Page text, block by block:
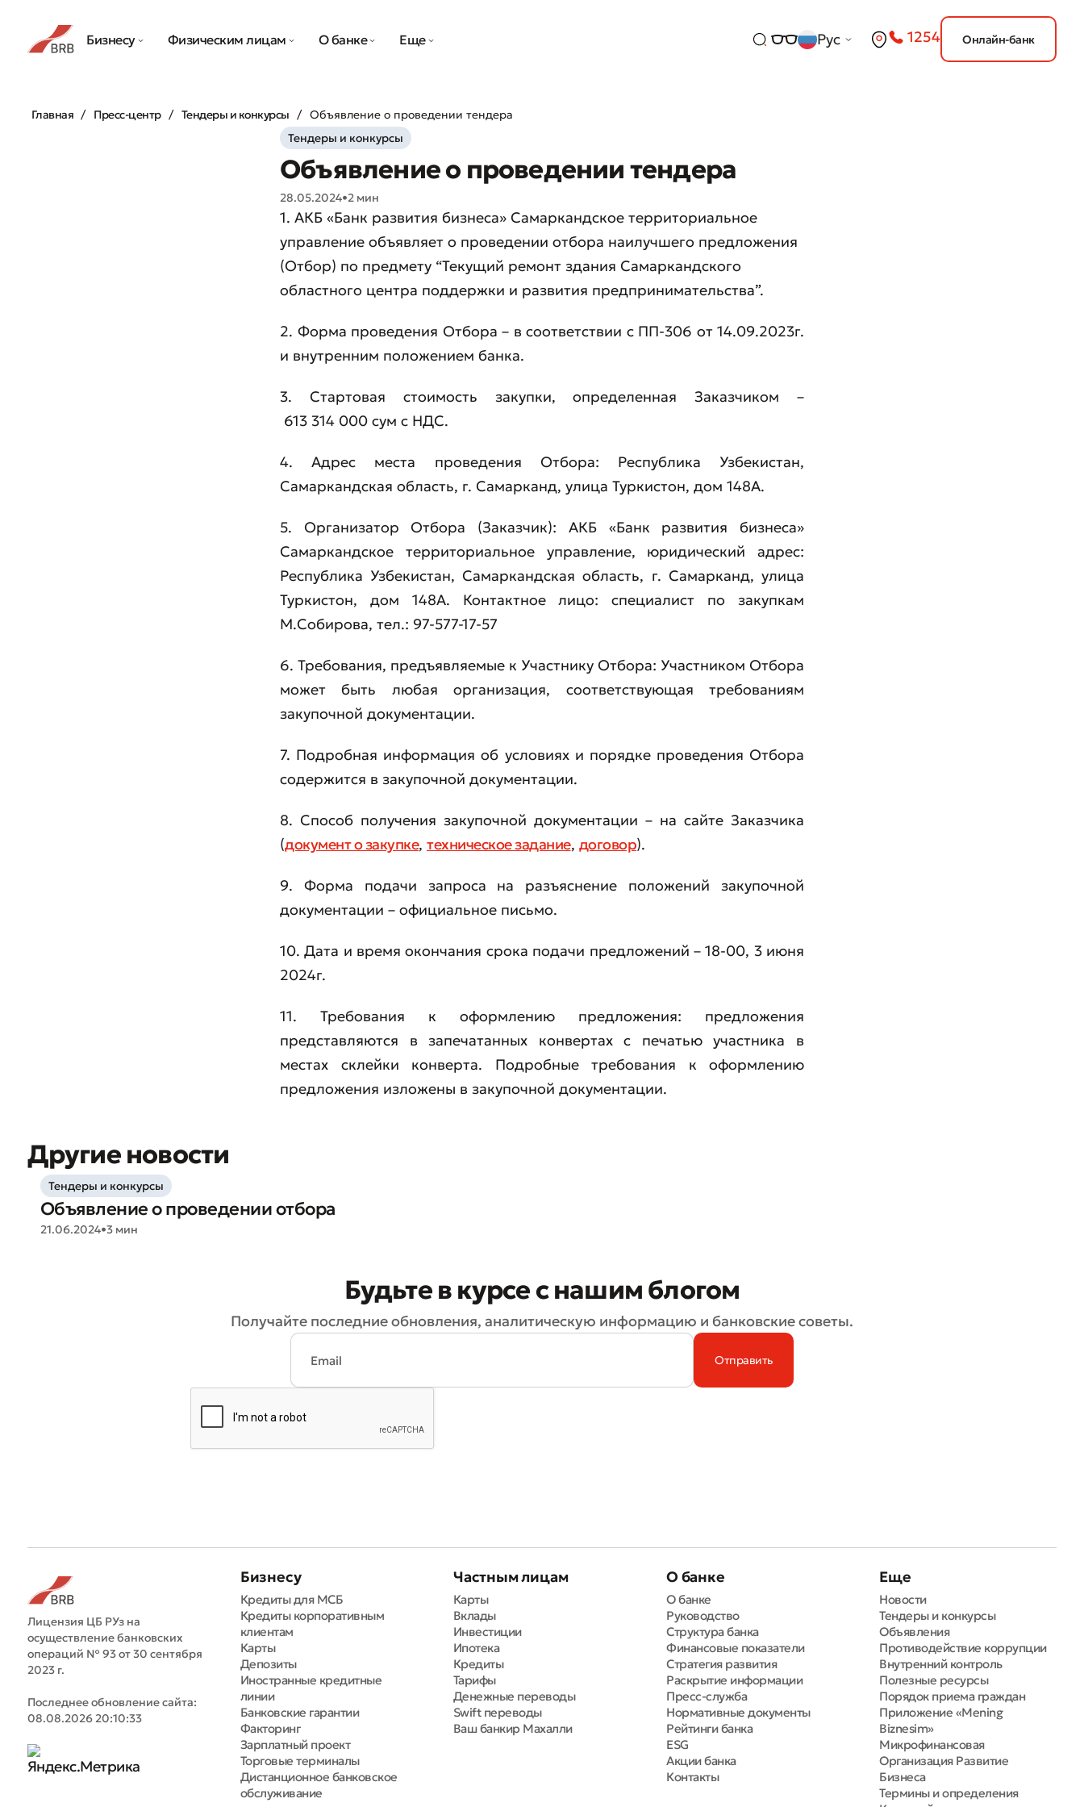
Бизнесу Физическим лицам О банке Еще Рус 1254 Онлайн-банк
Оцените качество обслуживания
Оставить обращение
* Все поля обязательны для заполнения
Главная Пресс-центр Тендеры и конкурсы
Объявление о проведении тендера
Тендеры и конкурсы
Объявление о проведении тендера
28.05.2024•2 мин
1. АКБ «Банк развития бизнеса» Самаркандское территориальное
управление объявляет о проведении отбора наилучшего предложения
(Отбор) по предмету “Текущий ремонт здания Самаркандского
областного центра поддержки и развития предпринимательства”.
2. Форма проведения Отбора – в соответствии с ПП-306 от 14.09.2023г.
и внутренним положением банка.
3. Стартовая стоимость закупки, определенная Заказчиком –
613 314 000 сум c НДС.
4. Адрес места проведения Отбора: Республика Узбекистан,
Самаркандская область, г. Самарканд, улица Туркистон, дом 148А.
5. Организатор Отбора (Заказчик): АКБ «Банк развития бизнеса»
Самаркандское территориальное управление, юридический адрес:
Республика Узбекистан, Самаркандская область, г. Самарканд, улица
Туркистон, дом 148А. Контактное лицо: специалист по закупкам
M.Собирова, тел.: 97-577-17-57
6. Требования, предъявляемые к Участнику Отбора: Участником Отбора
может быть любая организация, соответствующая требованиям
закупочной документации.
7. Подробная информация об условиях и порядке проведения Отбора
содержится в закупочной документации.
8. Способ получения закупочной документации – на сайте Заказчика
(документ о закупке, техническое задание, договор).
9. Форма подачи запроса на разъяснение положений закупочной
документации – официальное письмо.
10. Дата и время окончания срока подачи предложений – 18-00, 3 июня
2024г.
11. Требования к оформлению предложения: предложения
представляются в запечатанных конвертах с печатью участника в
местах склейки конверта. Подробные требования к оформлению
предложения изложены в закупочной документации.
Другие новости
Тендеры и конкурсы
Объявление о проведении отбора
21.06.2024•3 мин
Будьте в курсе с нашим блогом
Получайте последние обновления, аналитическую информацию и банковские советы.
Лицензия ЦБ РУз на
осуществление банковских
операций № 93 от 30 сентября
2023 г.
Последнее обновление сайта:
08.08.2026 20:10:33
Бизнесу
Кредиты для МСБ
Кредиты корпоративным
клиентам
Карты
Депозиты
Иностранные кредитные
линии
Банковские гарантии
Факторинг
Зарплатный проект
Торговые терминалы
Дистанционное банковское
обслуживание
Частным лицам
Карты
Вклады
Инвестиции
Ипотека
Кредиты
Тарифы
Денежные переводы
Swift переводы
Ваш банкир Махалли
О банке
О банке
Руководство
Структура банка
Финансовые показатели
Стратегия развития
Раскрытие информации
Пресс-служба
Нормативные документы
Рейтинги банка
ESG
Акции банка
Контакты
Еще
Новости
Тендеры и конкурсы
Объявления
Противодействие коррупции
Внутренний контроль
Полезные ресурсы
Порядок приема граждан
Приложение «Mening
Biznesim»
Микрофинансовая
Организация Развитие
Бизнеса
Термины и определения